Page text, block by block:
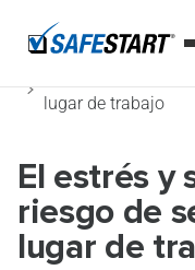
Home
Blog
El estrés y sus
lugar de trabajo
El estrés y
riesgo de
lugar de